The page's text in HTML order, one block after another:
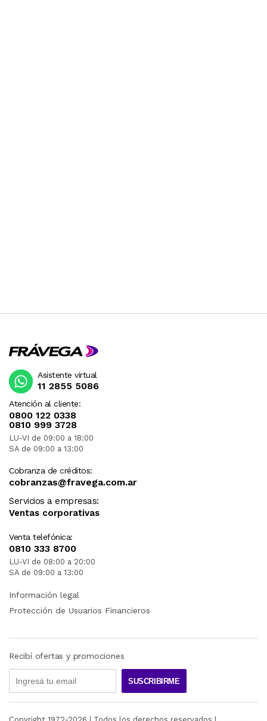
Atención al cliente:
0800 122 0338
0810 999 3728
LU-VI de 09:00 a 18:00
SA de 09:00 a 13:00
Cobranza de créditos:
cobranzas@fravega.com.ar
Servicios a empresas:
Ventas corporativas
Venta telefónica:
0810 333 8700
LU-VI de 08:00 a 20:00
SA de 09:00 a 13:00
Asistente virtual
11 2855 5086
Información legal
Protección de Usuarios Financieros
Recibí ofertas y promociones
SUSCRIBIRME